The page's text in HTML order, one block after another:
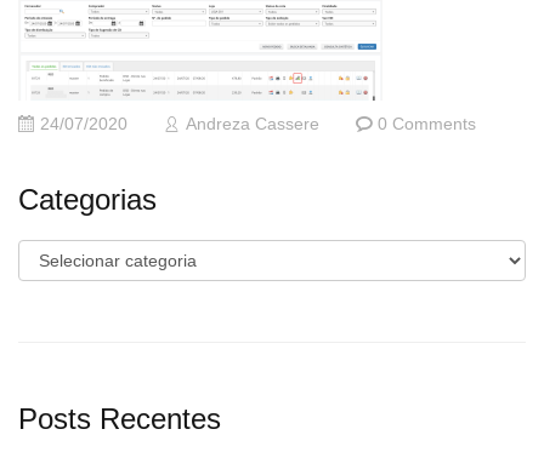
24/07/2020 Andreza Cassere 0 Comments
Categorias
Categorias
Posts Recentes